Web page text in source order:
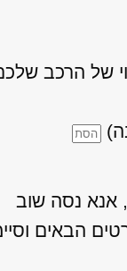
של הרכב
אנא נסה שוב
הבאים